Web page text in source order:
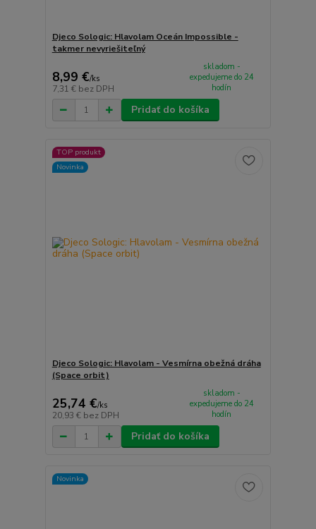
Djeco Sologic: Hlavolam Oceán Impossible -
takmer nevyriešiteľný
8,99 €/ks
7,31 € bez DPH
skladom -
expedujeme do 24
hodín
Pridať do košíka
TOP produkt
Novinka
Djeco Sologic: Hlavolam - Vesmírna obežná dráha
(Space orbit)
25,74 €/ks
20,93 € bez DPH
skladom -
expedujeme do 24
hodín
Pridať do košíka
Novinka